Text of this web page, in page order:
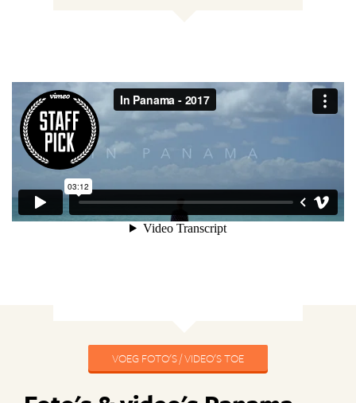
VOEG FOTO'S / VIDEO'S TOE